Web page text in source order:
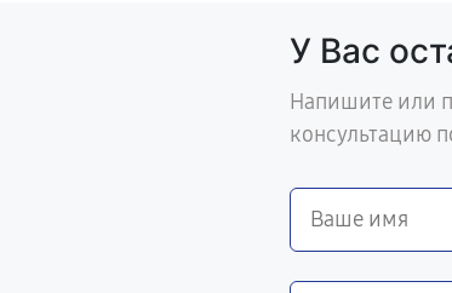
У Вас
Напишите или
консультацию